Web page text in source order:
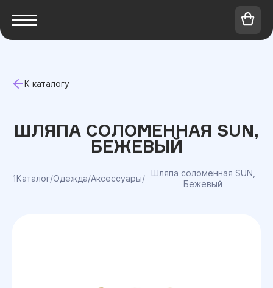
К каталогу
ШЛЯПА СОЛОМЕННАЯ SUN,
БЕЖЕВЫЙ
1Каталог/Одежда/Аксессуары/
Шляпа соломенная SUN,
Бежевый